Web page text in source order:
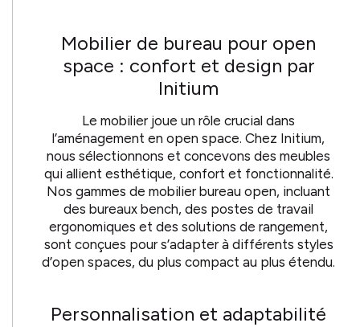
Mobilier de bureau pour open
space : confort et design par
Initium
Le mobilier joue un rôle crucial dans
l’aménagement en open space. Chez Initium,
nous sélectionnons et concevons des meubles
qui allient esthétique, confort et fonctionnalité.
Nos gammes de mobilier bureau open, incluant
des bureaux bench, des postes de travail
ergonomiques et des solutions de rangement,
sont conçues pour s’adapter à différents styles
d’open spaces, du plus compact au plus étendu.
Personnalisation et adaptabilité